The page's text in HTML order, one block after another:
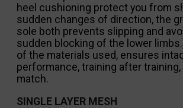
heel cushioning protect you from
sudden changes of direction, the
sole both prevents slipping and
sudden blocking of the lower
of the materials used, ensures
performance, training after
match.
SINGLE LAYER MESH